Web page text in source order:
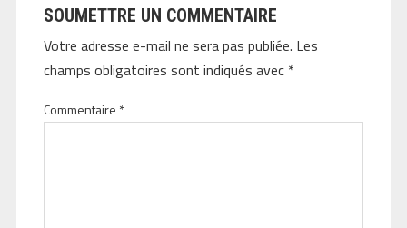
SOUMETTRE UN COMMENTAIRE
Votre adresse e-mail ne sera pas publiée. Les
champs obligatoires sont indiqués avec *
Commentaire *